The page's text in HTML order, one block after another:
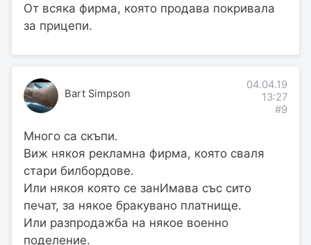
От всяка фирма, която продава покривала
за прицепи.
Bart Simpson
04.04.19
13:27
#9
Много са скъпи.
Виж някоя рекламна фирма, която сваля
стари билбордове.
Или някоя която се занИмава със сито
печат, за някое бракувано платнище.
Или разпродажба на някое военно
поделение.